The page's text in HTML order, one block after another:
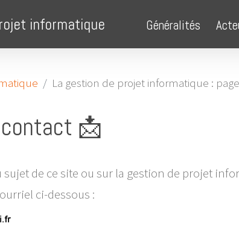
informatique Généralités
La gestion de projet informatique :
📩
sujet de ce site ou sur la gestion de projet
ci-dessous :